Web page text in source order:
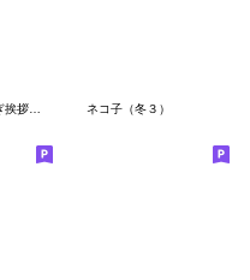
えんじょいうさぎ挨拶お口悪め ネコ子（冬３）